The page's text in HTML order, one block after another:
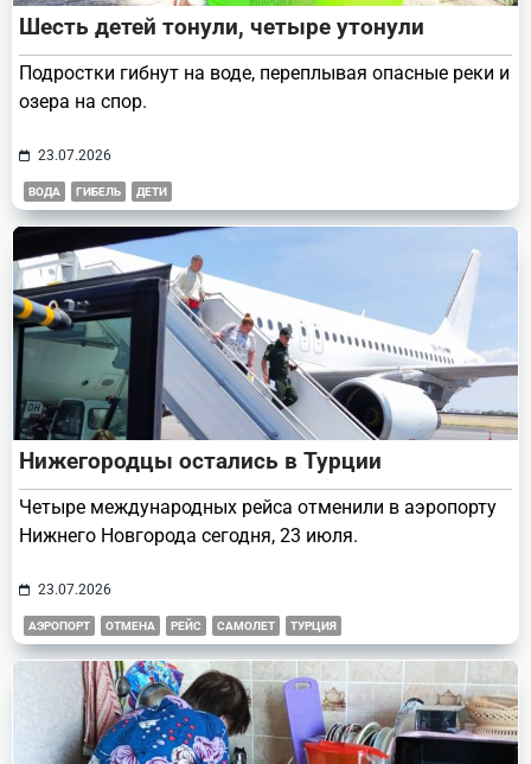
Шесть детей тонули, четыре утонули
Подростки гибнут на воде, переплывая опасные реки и
озера на спор.
23.07.2026
ВОДА ГИБЕЛЬ ДЕТИ
Нижегородцы остались в Турции
Четыре международных рейса отменили в аэропорту
Нижнего Новгорода сегодня, 23 июля.
23.07.2026
АЭРОПОРТ ОТМЕНА РЕЙС САМОЛЕТ ТУРЦИЯ